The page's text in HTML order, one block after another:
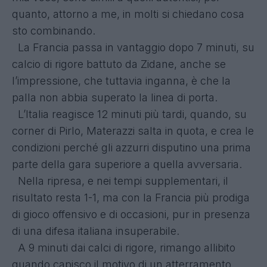
quanto, attorno a me, in molti si chiedano cosa
sto combinando.
La Francia passa in vantaggio dopo 7 minuti, su
calcio di rigore battuto da Zidane, anche se
l’impressione, che tuttavia inganna, è che la
palla non abbia superato la linea di porta.
L’Italia reagisce 12 minuti più tardi, quando, su
corner di Pirlo, Materazzi salta in quota, e crea le
condizioni perché gli azzurri disputino una prima
parte della gara superiore a quella avversaria.
Nella ripresa, e nei tempi supplementari, il
risultato resta 1-1, ma con la Francia più prodiga
di gioco offensivo e di occasioni, pur in presenza
di una difesa italiana insuperabile.
A 9 minuti dai calci di rigore, rimango allibito
quando capisco il motivo di un atterramento